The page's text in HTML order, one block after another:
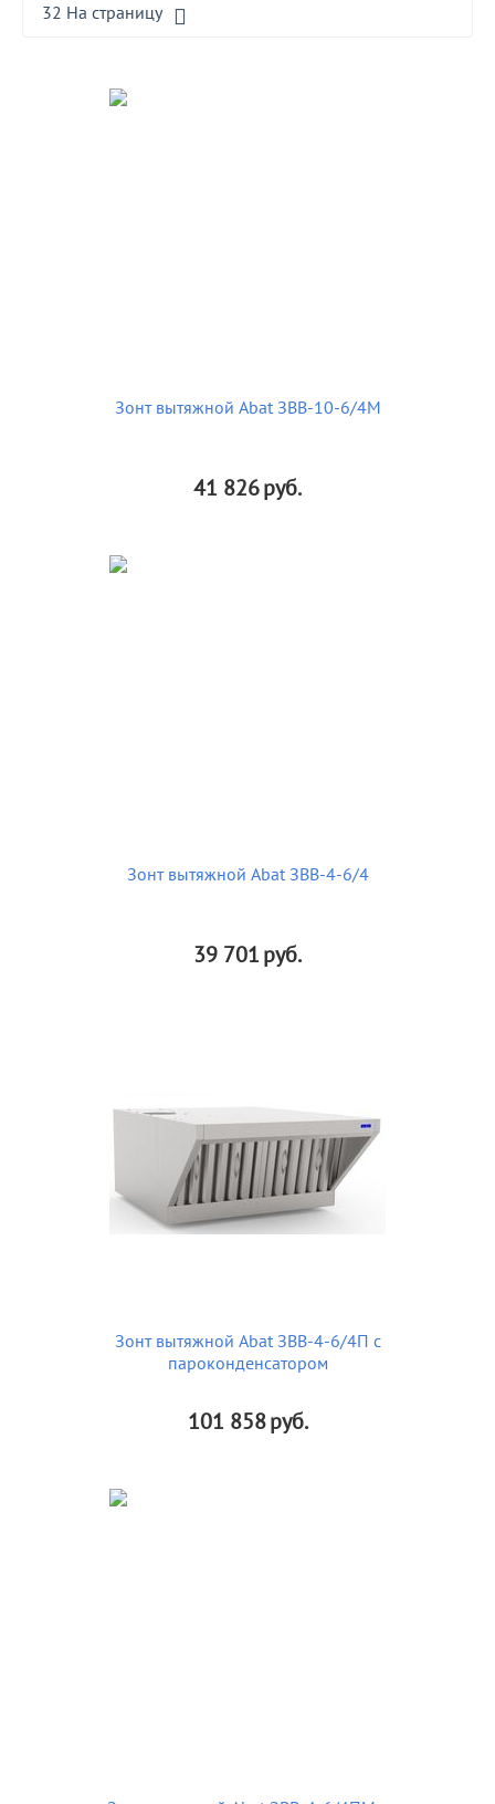
32 На страницу
Зонт вытяжной Abat ЗВВ-10-6/4М
41 826руб.
Зонт вытяжной Abat ЗВВ-4-6/4
39 701руб.
Зонт вытяжной Abat ЗВВ-4-6/4П с
пароконденсатором
101 858руб.